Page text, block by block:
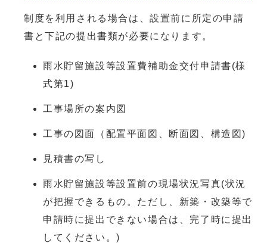
制度を利用される場合は、設置前に所定の申請
書と下記の提出書類が必要になります。
雨水貯留施設等設置費補助金交付申請書(様
式第1)
工事場所の案内図
工事の図面（配置平面図、断面図、構造図)
見積書の写し
雨水貯留施設等設置前の現場状況写真(状況
が把握できるもの。ただし、新築・改築等で
申請時に提出できない場合は、完了時に提出
してください。)